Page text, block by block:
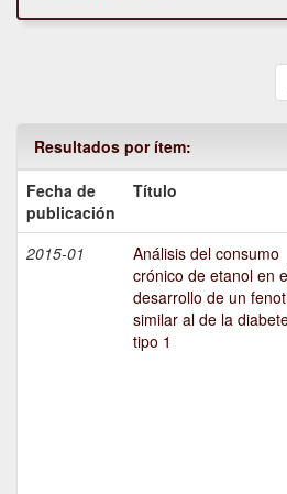
Resultados por ítem:
Fecha de
publicación
Título
2015-01
Análisis del consumo
crónico de etanol en
desarrollo de un
similar al de la
tipo 1